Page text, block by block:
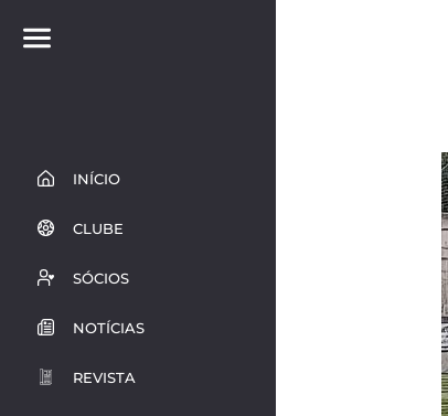
INÍCIO
CLUBE
SÓCIOS
NOTÍCIAS
REVISTA